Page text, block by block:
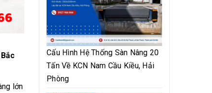
lớn
Cấu Hình Hệ Thống Sàn Nâng 20
Tấn Về KCN Nam Cầu Kiều, Hải
Phòng